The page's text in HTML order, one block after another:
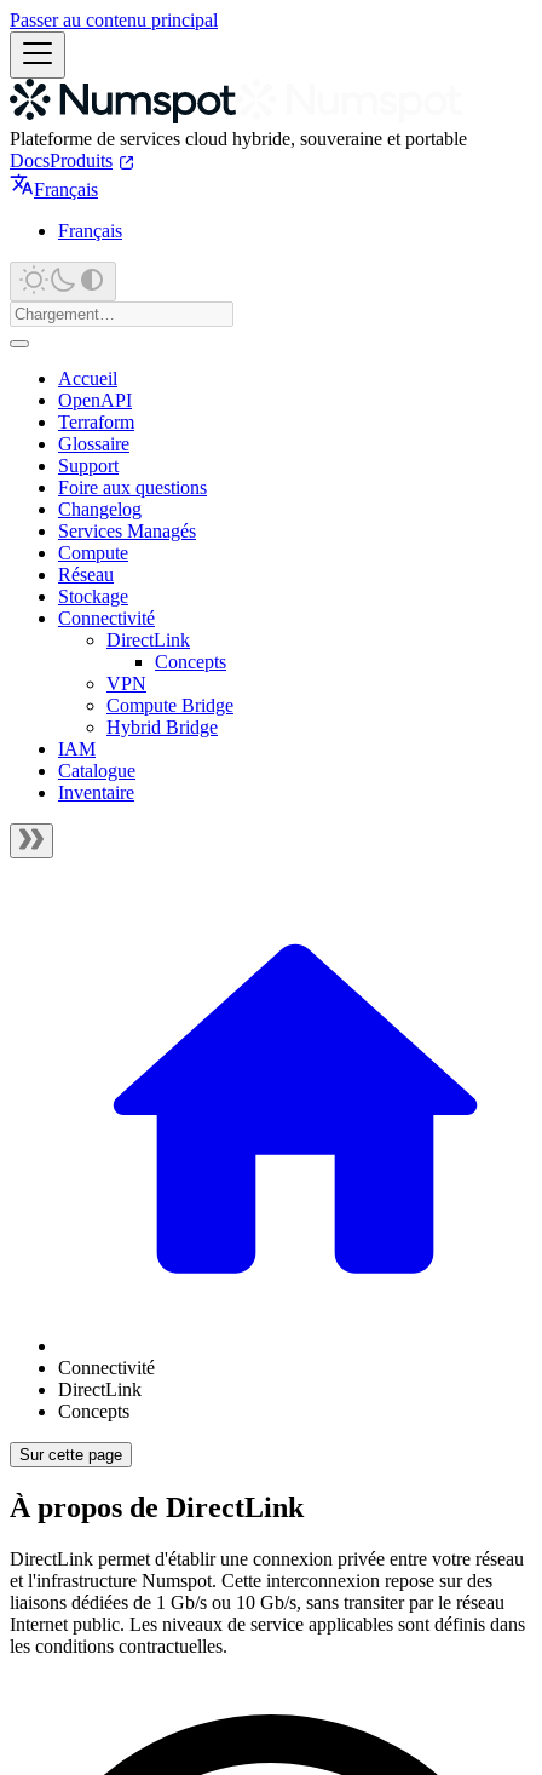
Passer au contenu principal
Plateforme de services cloud hybride, souveraine et portable
DocsProduits
Français
Français
Accueil
OpenAPI
Terraform
Glossaire
Support
Foire aux questions
Changelog
Services Managés
Compute
Réseau
Stockage
Connectivité
DirectLink
Concepts
VPN
Compute Bridge
Hybrid Bridge
IAM
Catalogue
Inventaire
Connectivité
DirectLink
Concepts
Sur cette page
À propos de DirectLink
DirectLink permet d'établir une connexion privée entre votre réseau
et l'infrastructure Numspot. Cette interconnexion repose sur des
liaisons dédiées de 1 Gb/s ou 10 Gb/s, sans transiter par le réseau
Internet public. Les niveaux de service applicables sont définis dans
les conditions contractuelles.